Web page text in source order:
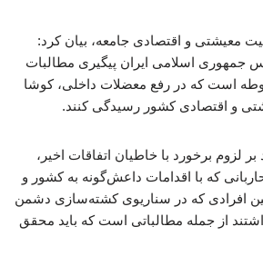
معیشتی و اقتصادی جامعه، بیان کرد:
جمهوری اسلامی ایران پیگیری مطالبات
است که در رفع معضلات داخلی، کوشا
و اقتصادی کشور رسیدگی کنند.
بر لزوم برخورد با خاطیان اتفاقات اخیر،
که با اقدامات داعش‌گونه به کشور و
افرادی که در سناریوی کشته‌سازی دشمن
از جمله مطالباتی است که باید محقق